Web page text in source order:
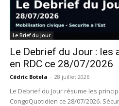
Le Brief du Jour
Le Debrief du Jour : les
en RDC ce 28/07/2026
Cédric Botela - 28 juillet 2026
Le Debrief du Jour résume les
CongoQuotidien ce 28/07/2026.